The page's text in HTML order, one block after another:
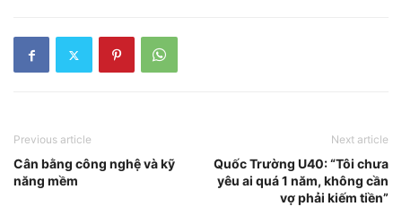
Previous article
Cân bằng công nghệ và kỹ
năng mềm
Next article
Quốc Trường U40: “Tôi chưa
yêu ai quá 1 năm, không cần
vợ phải kiếm tiền”